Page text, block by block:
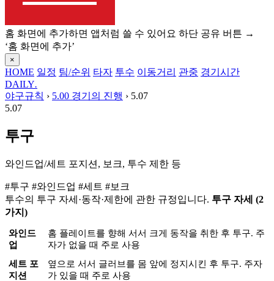
홈 화면에 추가하면 앱처럼 쓸 수 있어요 하단 공유 버튼 →
‘홈 화면에 추가’
×
HOME 일정 팀/순위 타자 투수 이동거리 관중 경기시간
DAILY.
야구규칙 › 5.00 경기의 진행 › 5.07
5.07
투구
와인드업/세트 포지션, 보크, 투수 제한 등
#투구 #와인드업 #세트 #보크
투수의 투구 자세·동작·제한에 관한 규정입니다. 투구 자세 (2
가지)
와인드
업
홈 플레이트를 향해 서서 크게 동작을 취한 후 투구. 주
자가 없을 때 주로 사용
세트 포
지션
옆으로 서서 글러브를 몸 앞에 정지시킨 후 투구. 주자
가 있을 때 주로 사용